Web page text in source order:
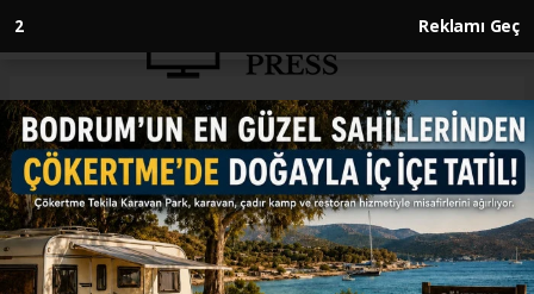
1 Reklamı Geç
Anasayfa SPOR
A Milli Takım'ın UEFA Uluslar
Ligi'nde maçlarını oynayacağı
statlar belli oldu
SPOR